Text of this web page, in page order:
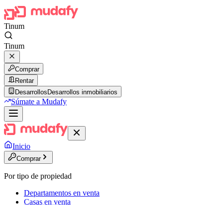
Tinum
Tinum
Comprar
Rentar
Desarrollos Desarrollos inmobiliarios
Súmate a Mudafy
Inicio
Comprar
Por tipo de propiedad
Departamentos en venta
Casas en venta